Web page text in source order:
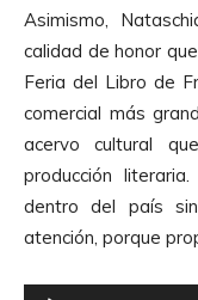
e
A
u
d
i
o
Asimismo,
calidad de honor
Feria del Libro de
comercial más
acervo cultural
producción
dentro del país
atención, porque